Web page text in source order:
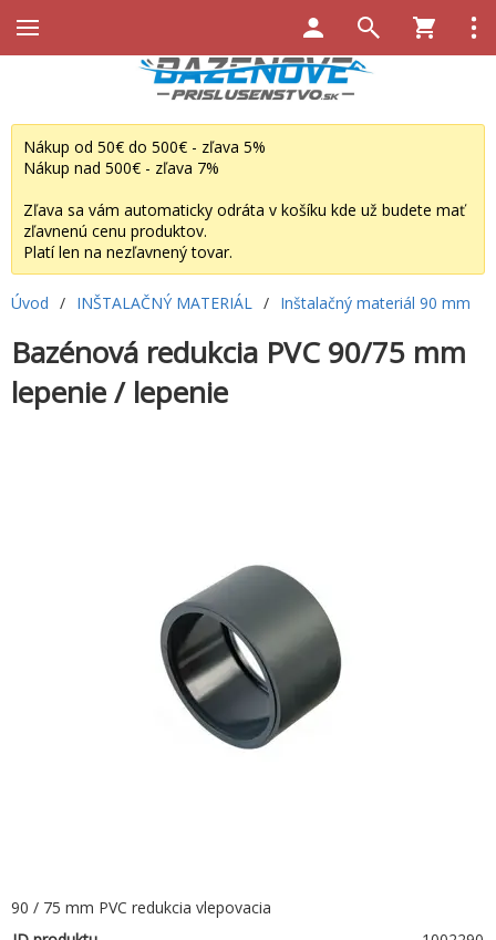
Nákup od 50€ do 500€ - zľava 5%
Nákup nad 500€ - zľava 7%
Zľava sa vám automaticky odráta v košíku kde už budete mať
zľavnenú cenu produktov.
Platí len na nezľavnený tovar.
Úvod / INŠTALAČNÝ MATERIÁL / Inštalačný materiál 90 mm
Bazénová redukcia PVC 90/75 mm
lepenie / lepenie
90 / 75 mm PVC redukcia vlepovacia